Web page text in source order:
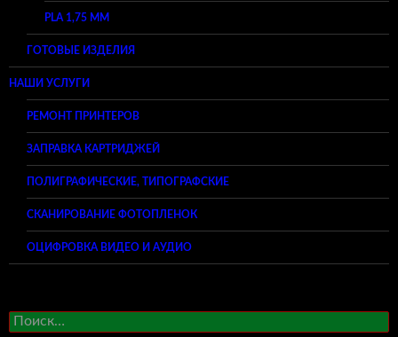
PLA 1,75 ММ
ГОТОВЫЕ ИЗДЕЛИЯ
НАШИ УСЛУГИ
РЕМОНТ ПРИНТЕРОВ
ЗАПРАВКА КАРТРИДЖЕЙ
ПОЛИГРАФИЧЕСКИЕ, ТИПОГРАФСКИЕ
СКАНИРОВАНИЕ ФОТОПЛЕНОК
ОЦИФРОВКА ВИДЕО И АУДИО
Найти: